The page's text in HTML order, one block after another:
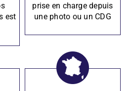
est
prise en charge depuis
une photo ou un CDG